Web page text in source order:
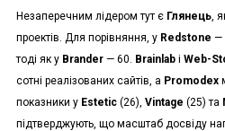
Незаперечним лідером тут є Глянець,
проектів. Для порівняння, у Redstone —
тоді як у Brander— 60. Brainlabі Web-
сотні реалізованих сайтів, а Promodex
показники у Estetic(26), Vintage (25) та
підтверджують, що масштаб досвіду